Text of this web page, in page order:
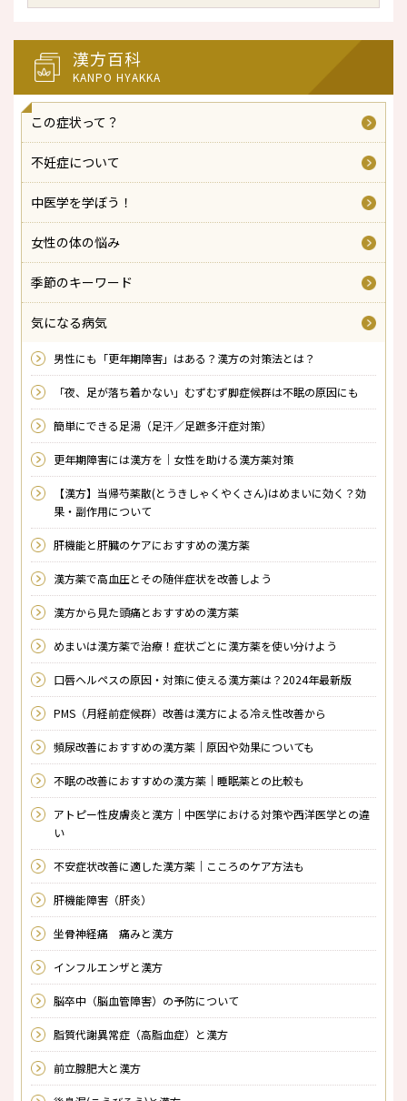
漢方百科
KANPO HYAKKA
この症状って？
不妊症について
中医学を学ぼう！
女性の体の悩み
季節のキーワード
気になる病気
男性にも「更年期障害」はある？漢方の対策法とは？
「夜、足が落ち着かない」むずむず脚症候群は不眠の原因にも
簡単にできる足湯（足汗／足蹠多汗症対策）
更年期障害には漢方を｜女性を助ける漢方薬対策
【漢方】当帰芍薬散(とうきしゃくやくさん)はめまいに効く？効
果・副作用について
肝機能と肝臓のケアにおすすめの漢方薬
漢方薬で高血圧とその随伴症状を改善しよう
漢方から見た頭痛とおすすめの漢方薬
めまいは漢方薬で治療！症状ごとに漢方薬を使い分けよう
口唇ヘルペスの原因・対策に使える漢方薬は？2024年最新版
PMS（月経前症候群）改善は漢方による冷え性改善から
頻尿改善におすすめの漢方薬｜原因や効果についても
不眠の改善におすすめの漢方薬｜睡眠薬との比較も
アトピー性皮膚炎と漢方｜中医学における対策や西洋医学との違
い
不安症状改善に適した漢方薬｜こころのケア方法も
肝機能障害（肝炎）
坐骨神経痛 痛みと漢方
インフルエンザと漢方
脳卒中（脳血管障害）の予防について
脂質代謝異常症（高脂血症）と漢方
前立腺肥大と漢方